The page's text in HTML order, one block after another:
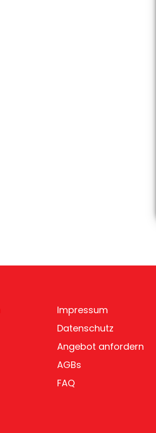
Impressum
Datenschutz
Angebot anfordern
AGBs
FAQ